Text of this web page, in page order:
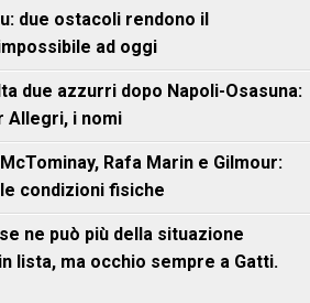
due ostacoli rendono il
ad oggi
due azzurri dopo Napoli-Osasuna:
Allegri, i nomi
Rafa Marin e Gilmour:
condizioni fisiche
ne può più della situazione
lista, ma occhio sempre a Gatti.